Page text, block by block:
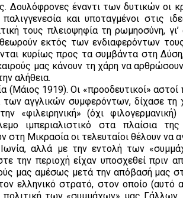
Δουλόφρονες έναντι των δυτικών οι
και υποταγμένοι στις
τους πλειοψηφία τη ρωμηοσύνη, γι’
εκτός των ενδιαφερόντων
κυρίως προς τα συμβάντα στη
μας κάνουν τη χάρη να
αλήθεια.
1919). Οι «προοδευτικοί» αστοί
αγγλικών συμφερόντων, δίχασε τη
«φιλειρηνική» (όχι φιλογερμανική)
ιμπεριαλιστικό στα πλαίσια της
Μικρασία οι τελευταίοι θέλουν να
αλλά με την εντολή των
την περιοχή είχαν υποσχεθεί πριν
μας αμέσως μετά την απόβασή μας
ελληνικό στρατό, στον οποίο (αυτό
πολιτική των «συμμάχων» μας